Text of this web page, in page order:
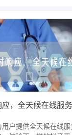
，全天候在线服务
户提供全天候在线